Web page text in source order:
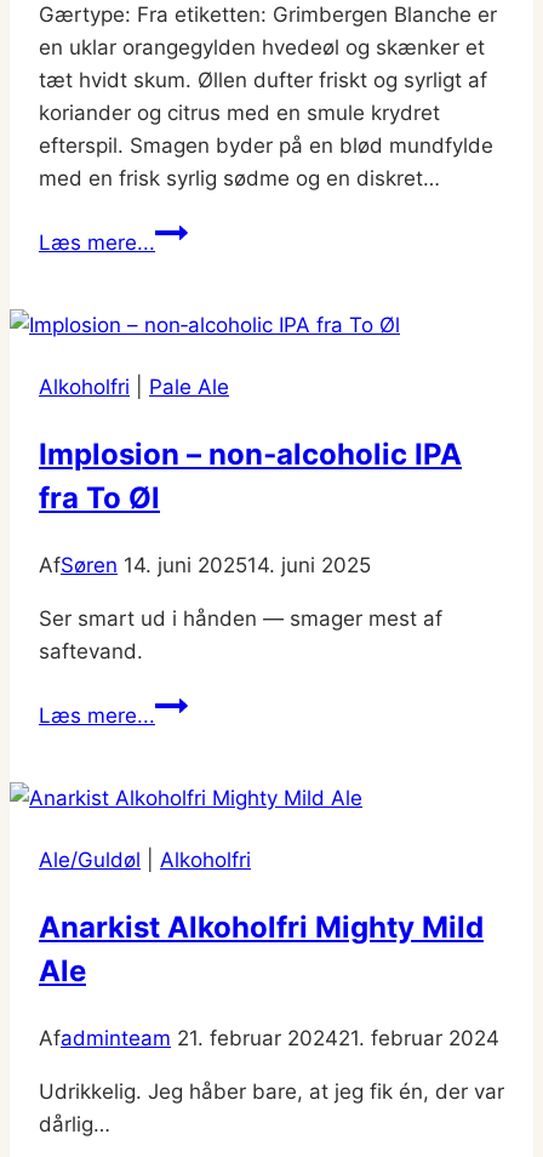
Gærtype: Fra etiketten: Grimbergen Blanche er
en uklar orangegylden hvedeøl og skænker et
tæt hvidt skum. Øllen dufter friskt og syrligt af
koriander og citrus med en smule krydret
efterspil. Smagen byder på en blød mundfylde
med en frisk syrlig sødme og en diskret…
Læs mere...Grimbergen
Alkoholfri Pale Ale
Implosion – non‑alcoholic IPA
fra To Øl
AfSøren 14. juni 202514. juni 2025
Ser smart ud i hånden — smager mest af
saftevand.
Læs mere...Implosion
IPA
To
Ale/Guldøl Alkoholfri
Anarkist Alkoholfri Mighty Mild
Ale
Afadminteam 21. februar 202421. februar 2024
Udrikkelig. Jeg håber bare, at jeg fik én, der var
dårlig…